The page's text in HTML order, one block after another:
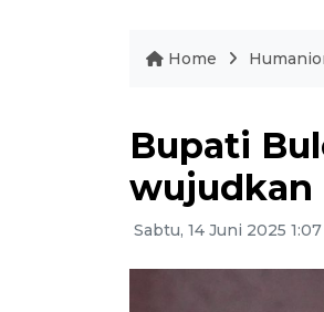
Home
Bupati
wujudkan
Sabtu, 14 Juni 2025